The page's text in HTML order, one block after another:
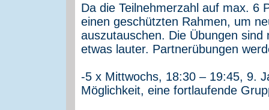
Da die Teilnehmerzahl auf max. 6
einen geschützten Rahmen, um
auszutauschen. Die Übungen
etwas lauter. Partnerübungen
-5 x Mittwochs, 18:30 – 19:45, 9.
Möglichkeit, eine fortlaufende